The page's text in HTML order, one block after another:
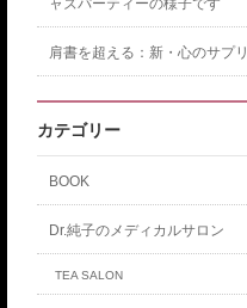
ャズパーティーの様子です
肩書を超える：新・心のサプリ
カテゴリー
BOOK
Dr.純子のメディカルサロン
TEA SALON